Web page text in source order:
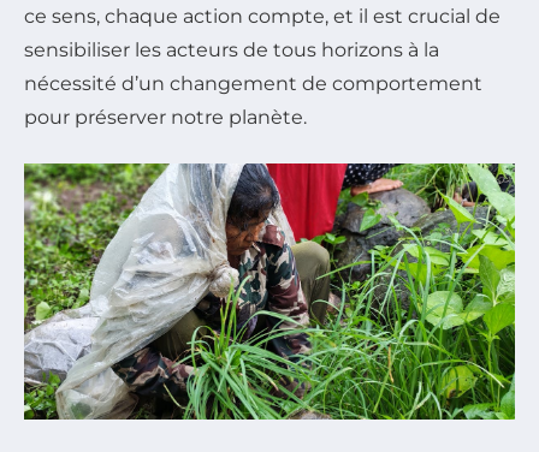
ce sens, chaque action compte, et il est crucial de
sensibiliser les acteurs de tous horizons à la
nécessité d’un changement de comportement
pour préserver notre planète.